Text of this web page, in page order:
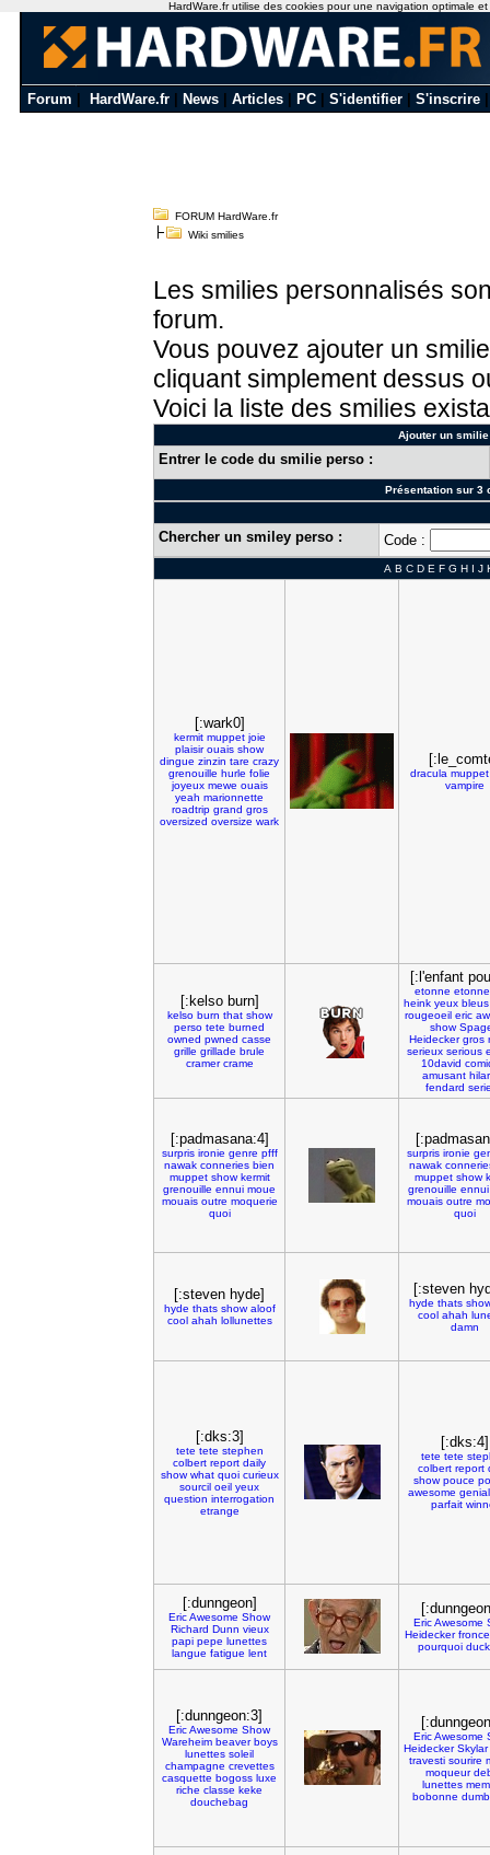
Forum HardWare.fr News Articles PC S'identifier S'inscrire
FORUM HardWare.fr
Wiki smilies
Les smilies personnalisés
forum.
Vous pouvez ajouter un
cliquant simplement dessus
Voici la liste des smilies
Ajouter un
Entrer le code du smilie perso :
Présentation sur 3
Chercher un smiley perso : Code :
A B C D E F G H I J
[:wark0]
kermit muppet joie
plaisir ouais show
dingue zinzin tare crazy
grenouille hurle folie
joyeux mewe ouais
yeah marionnette
roadtrip grand gros
oversized oversize wark
dracula muppet
vampire
[:kelso burn]
kelso burn that show
perso tete burned
owned pwned casse
grille grillade brule
cramer crame
[:l'enfant
etonne
heink yeux bleus
rougeoeil eric
show
Heidecker gros
serieux serious
10david
amusant
fendard
[:padmasana:4]
surpris ironie genre pfff
nawak conneries bien
muppet show kermit
grenouille ennui moue
mouais outre moquerie
quoi
surpris ironie
nawak
muppet show
grenouille ennui
mouais outre
quoi
[:steven hyde]
hyde thats show aloof
cool ahah lollunettes
[:steven
hyde thats
cool ahah
damn
[:dks:3]
tete tete stephen
colbert report daily
show what quoi curieux
sourcil oeil yeux
question interrogation
etrange
[:dks:4]
tete tete
colbert report
show pouce
awesome genial
parfait
[:dunngeon]
EricAwesome Show
Richard Dunn vieux
papi pepe lunettes
langue fatigue lent
EricAwesome
Heidecker fronce
pourquoi
[:dunngeon:3]
EricAwesome Show
Wareheim beaver boys
lunettes soleil
champagne crevettes
casquette bogoss luxe
riche classe keke
douchebag
EricAwesome
Heidecker Skylar
travesti sourire
moqueur
lunettes
bobonne dumb
HardWare.fr utilise des cookies pour une navigation optimale